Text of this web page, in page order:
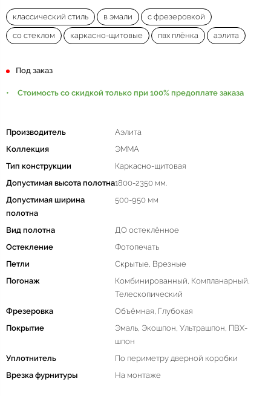
классический стиль в эмали с фрезеровкой
со стеклом каркасно-щитовые пвх плёнка аэлита
Под заказ
Стоимость со скидкой только при 100% предоплате заказа
Производитель
Аэлита
Коллекция
ЭММА
Тип конструкции
Каркасно-щитовая
Допустимая высота полотна1800-2350 мм.
Допустимая ширина
полотна
500-950 мм
Вид полотна
ДО остеклённое
Остекление
Фотопечать
Петли
Скрытые, Врезные
Погонаж
Комбинированный, Компланарный,
Телескопический
Фрезеровка
Объёмная, Глубокая
Покрытие
Эмаль, Экошпон, Ультрашпон, ПВХ-
шпон
Уплотнитель
По периметру дверной коробки
Врезка фурнитуры
На монтаже